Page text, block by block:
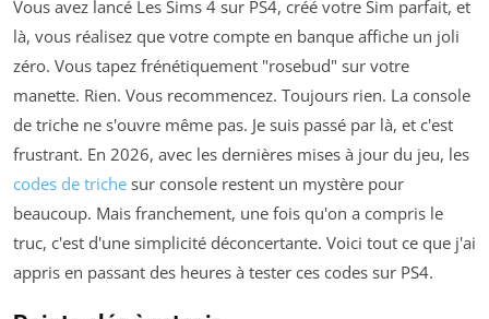
Vous avez lancé Les Sims 4 sur PS4, créé votre Sim parfait, et
là, vous réalisez que votre compte en banque affiche un joli
zéro. Vous tapez frénétiquement "rosebud" sur votre
manette. Rien. Vous recommencez. Toujours rien. La console
de triche ne s'ouvre même pas. Je suis passé par là, et c'est
frustrant. En 2026, avec les dernières mises à jour du jeu, les
codes de triche sur console restent un mystère pour
beaucoup. Mais franchement, une fois qu'on a compris le
truc, c'est d'une simplicité déconcertante. Voici tout ce que j'ai
appris en passant des heures à tester ces codes sur PS4.